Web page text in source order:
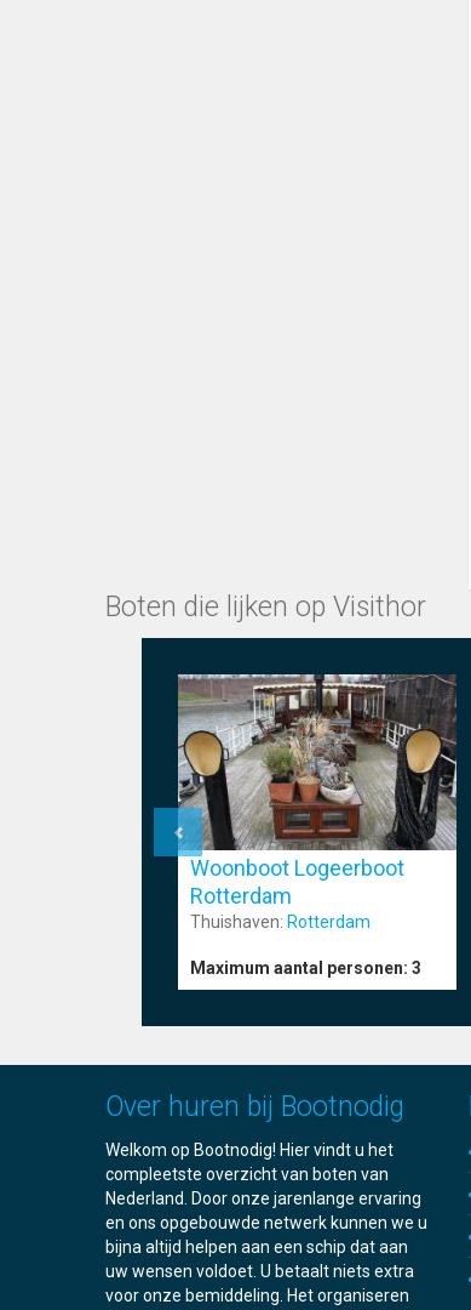
Boten die lijken op Visithor
Woonboot Logeerboot
Rotterdam
Thuishaven: Rotterdam
Maximum aantal personen: 3
Over huren bij Bootnodig
Welkom op Bootnodig! Hier vindt u het
compleetste overzicht van boten van
Nederland. Door onze jarenlange ervaring
en ons opgebouwde netwerk kunnen we u
bijna altijd helpen aan een schip dat aan
uw wensen voldoet. U betaalt niets extra
voor onze bemiddeling. Het organiseren